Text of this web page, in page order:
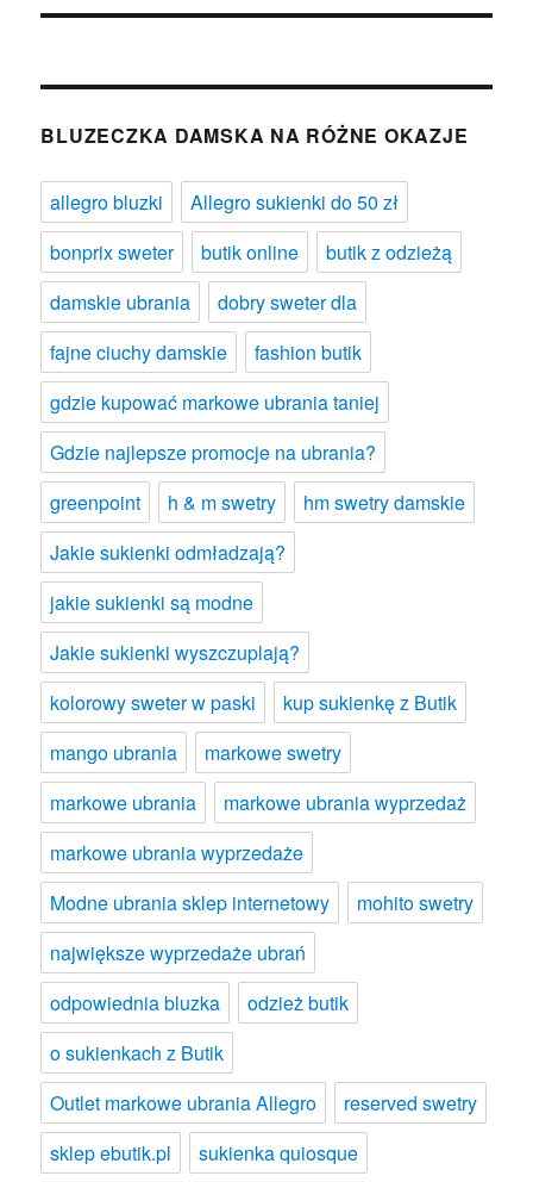
BLUZECZKA DAMSKA NA RÓŻNE OKAZJE
allegro bluzki
Allegro sukienki do 50 zł
bonprix sweter
butik online
butik z odzieżą
damskie ubrania
dobry sweter dla
fajne ciuchy damskie
fashion butik
gdzie kupować markowe ubrania taniej
Gdzie najlepsze promocje na ubrania?
greenpoint
h & m swetry
hm swetry damskie
Jakie sukienki odmładzają?
jakie sukienki są modne
Jakie sukienki wyszczuplają?
kolorowy sweter w paski
kup sukienkę z Butik
mango ubrania
markowe swetry
markowe ubrania
markowe ubrania wyprzedaż
markowe ubrania wyprzedaże
Modne ubrania sklep internetowy
mohito swetry
największe wyprzedaże ubrań
odpowiednia bluzka
odzież butik
o sukienkach z Butik
Outlet markowe ubrania Allegro
reserved swetry
sklep ebutik.pl
sukienka quiosque